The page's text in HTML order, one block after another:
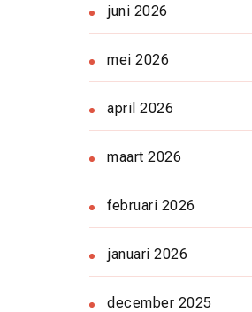
juni 2026
mei 2026
april 2026
maart 2026
februari 2026
januari 2026
december 2025